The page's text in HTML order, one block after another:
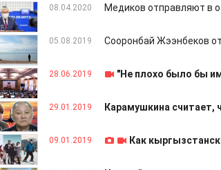
08.04.2020 Медиков отправляют в
05.08.2019 Сооронбай Жээнбеков
28.06.2019 "Не плохо было бы
29.01.2019 Карамушкина считает,
09.01.2019 Как